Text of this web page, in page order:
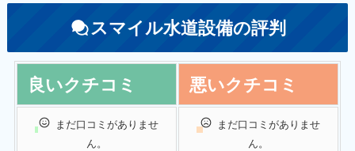
スマイル水道設備の評判
良いクチコミ 悪いクチコミ
まだ口コミがありませ
ん。
まだ口コミがありませ
ん。